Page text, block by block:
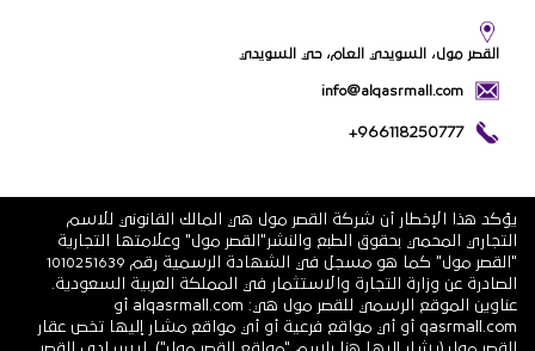
القصر مول، السويدي العام، حي السويدي
info@alqasrmall.com
+966118250777
يؤكد هذا الإخطار أن شركة القصر مول هي المالك القانوني للاسم
التجاري المحمي بحقوق الطبع والنشر"القصر مول" وعلامتها التجارية
"القصر مول" كما هو مسجل في الشهادة الرسمية رقم 1010251639
الصادرة عن وزارة التجارة والاستثمار في المملكة العربية السعودية.
عناوين الموقع الرسمي للقصر مول هي: alqasrmall.com أو
qasrmall.com أو أي مواقع فرعية أو أي مواقع مشار إليها تخص عقار